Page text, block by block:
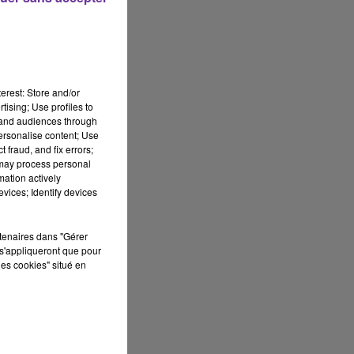
Store and/or
Use profiles to
audiences through
content; Use
fraud, and fix errors;
process personal
actively
Identify devices
dans "Gérer
que pour
cookies" situé en